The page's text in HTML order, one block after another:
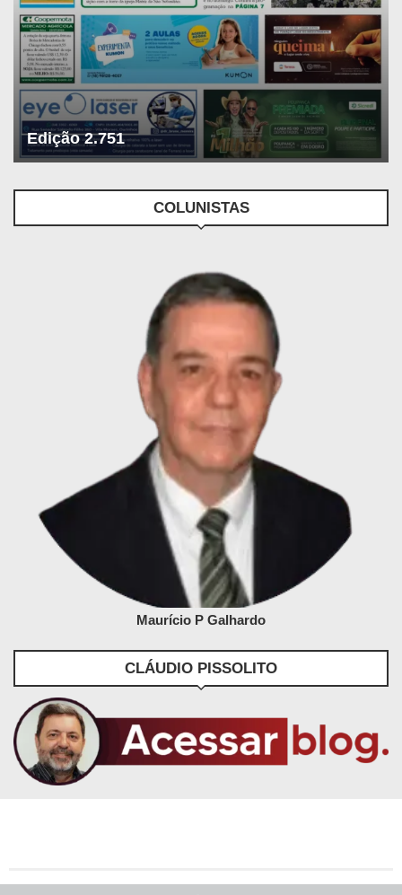
Edição 2.751
COLUNISTAS
Maurício P Galhardo
CLÁUDIO PISSOLITO